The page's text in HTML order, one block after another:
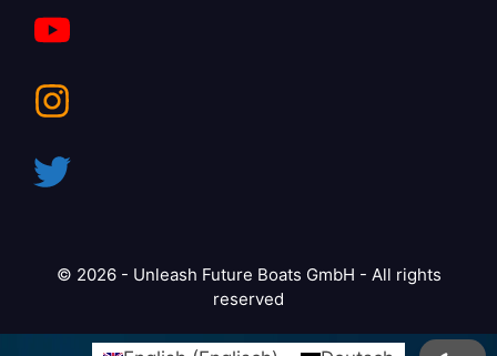
© 2026 - Unleash Future Boats GmbH - All rights
reserved